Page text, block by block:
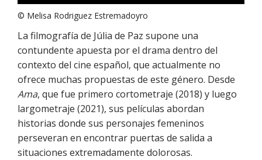
© Melisa Rodriguez Estremadoyro
La filmografía de Júlia de Paz supone una
contundente apuesta por el drama dentro del
contexto del cine español, que actualmente no
ofrece muchas propuestas de este género. Desde
Ama, que fue primero cortometraje (2018) y luego
largometraje (2021), sus películas abordan
historias donde sus personajes femeninos
perseveran en encontrar puertas de salida a
situaciones extremadamente dolorosas.